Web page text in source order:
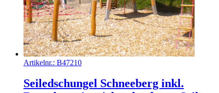
Artikelnr.: B47210
Seiledschungel Schneeberg inkl.